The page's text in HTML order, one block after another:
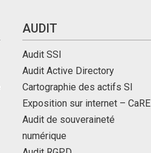
AUDIT
Audit SSI
Audit Active Directory
Cartographie des actifs SI
Exposition sur internet – CaRE
Audit de souveraineté
numérique